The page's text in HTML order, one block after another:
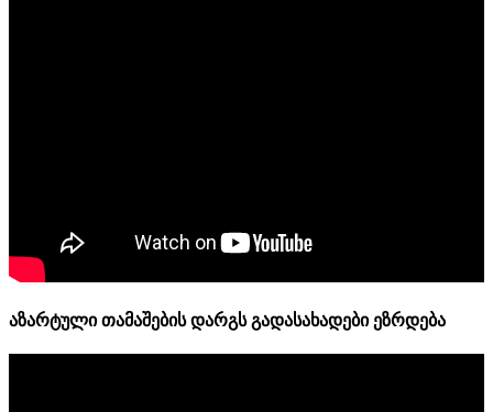
აზარტული თამაშების დარგს გადასახადები ეზრდება